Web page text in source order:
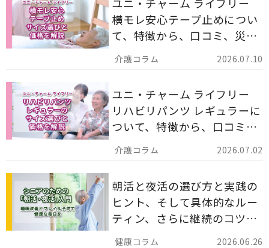
2026.07.10
横モレ安心テープ止めについ
て、特徴から、口コミ、災害
備蓄としての活用法まで分か
りやすく解説します。
2026.07.02
ユニ・チャーム ライフリー
リハビリパンツ レギュラーに
ついて、特徴から、口コミ、
災害備蓄としての活用法まで
分かりやすく解説します。
2026.06.26
朝活と夜活の選び方と実践の
ヒント、そして具体的なルー
ティン、さらに継続のコツま
でを詳しくご紹介します。